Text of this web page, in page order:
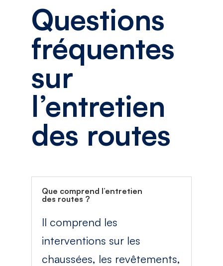
Questions
fréquentes
sur
l’entretien
des routes
Que comprend l’entretien
des routes ?
Il comprend les
interventions sur les
chaussées, les revêtements,